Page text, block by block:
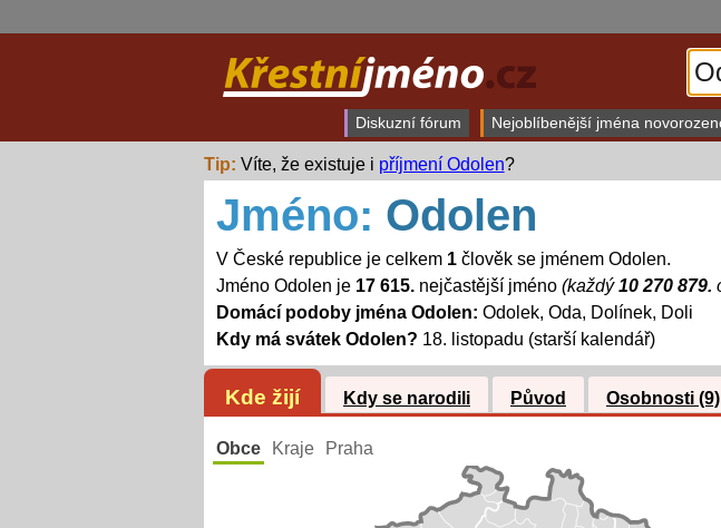
Diskuzní fórum Nejoblíbenější jména
Tip: Víte, že existuje i příjmení Odolen?
Jméno: Odolen
V České republice je celkem 1člověk se jménem Odolen.
Jméno Odolen je 17 615.nejčastější jméno (každý10 270 879.
Domácí podoby jména Odolen: Odolek, Oda, Dolínek, Doli
Kdy má svátek Odolen? 18. listopadu (starší kalendář)
Kde žijí Kdy se narodili Původ Osobnosti (9)
Obce Kraje Praha